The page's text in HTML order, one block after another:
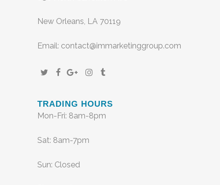
New Orleans, LA 70119
Email: contact@immarketinggroup.com
TRADING HOURS
Mon-Fri: 8am-8pm
Sat: 8am-7pm
Sun: Closed